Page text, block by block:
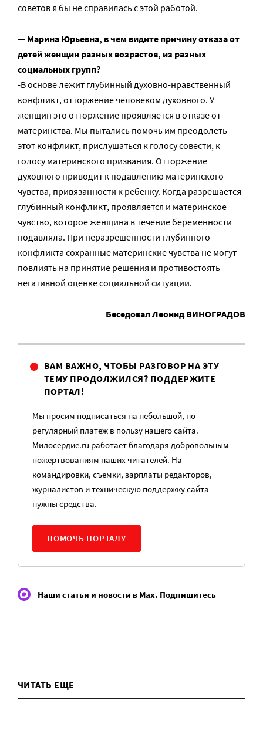
советов я бы не справилась с этой работой.
— Марина Юрьевна, в чем видите причину отказа от
детей женщин разных возрастов, из разных
социальных групп?
-В основе лежит глубинный духовно-нравственный
конфликт, отторжение человеком духовного. У
женщин это отторжение проявляется в отказе от
материнства. Мы пытались помочь им преодолеть
этот конфликт, прислушаться к голосу совести, к
голосу материнского призвания. Отторжение
духовного приводит к подавлению материнского
чувства, привязанности к ребенку. Когда разрешается
глубинный конфликт, проявляется и материнское
чувство, которое женщина в течение беременности
подавляла. При неразрешенности глубинного
конфликта сохранные материнские чувства не могут
повлиять на принятие решения и противостоять
негативной оценке социальной ситуации.
Беседовал Леонид ВИНОГРАДОВ
ВАМ ВАЖНО, ЧТОБЫ РАЗГОВОР НА ЭТУ
ТЕМУ ПРОДОЛЖИЛСЯ? ПОДДЕРЖИТЕ
ПОРТАЛ!
Мы просим подписаться на небольшой, но
регулярный платеж в пользу нашего сайта.
Милосердие.ru работает благодаря добровольным
пожертвованиям наших читателей. На
командировки, съемки, зарплаты редакторов,
журналистов и техническую поддержку сайта
нужны средства.
ПОМОЧЬ ПОРТАЛУ
Наши статьи и новости в Max. Подпишитесь
ЧИТАТЬ ЕЩЕ